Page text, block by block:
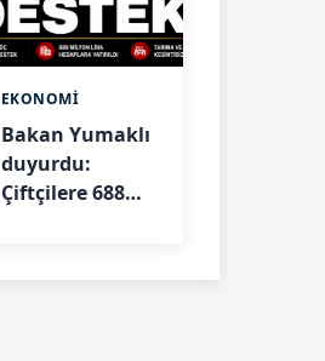
EKONOMİ
Bakan Yumaklı
duyurdu:
Çiftçilere 688